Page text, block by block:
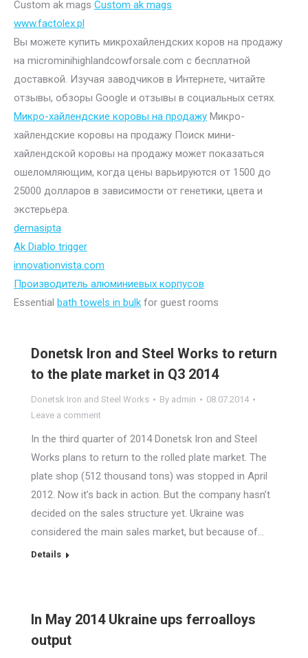
Custom ak mags Custom ak mags
www.factolex.pl
Вы можете купить микрохайлендских коров на продажу
на microminihighlandcowforsale.com с бесплатной
доставкой. Изучая заводчиков в Интернете, читайте
отзывы, обзоры Google и отзывы в социальных сетях.
Микро-хайлендские коровы на продажу Микро-
хайлендские коровы на продажу Поиск мини-
хайлендской коровы на продажу может показаться
ошеломляющим, когда цены варьируются от 1500 до
25000 долларов в зависимости от генетики, цвета и
экстерьера.
demasipta
Ak Diablo trigger
innovationvista.com
Производитель алюминиевых корпусов
Essential bath towels in bulk for guest rooms
Donetsk Iron and Steel Works to return
to the plate market in Q3 2014
Donetsk Iron and Steel Works By admin
08.07.2014
Leave a comment
In the third quarter of 2014 Donetsk Iron and Steel
Works plans to return to the rolled plate market. The
plate shop (512 thousand tons) was stopped in April
2012. Now it’s back in action. But the company hasn’t
decided on the sales structure yet. Ukraine was
considered the main sales market, but because of…
Details
In May 2014 Ukraine ups ferroalloys
output